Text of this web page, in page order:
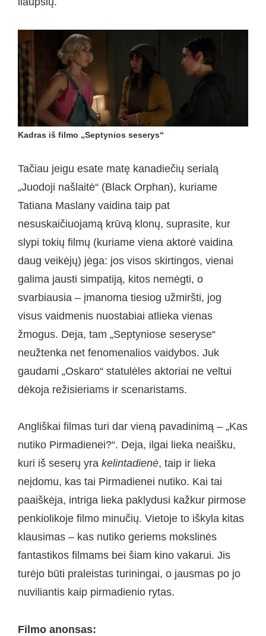
Kadras iš filmo „Septynios seserys“
Tačiau jeigu esate matę kanadiečių serialą
„Juodoji našlaitė“ (Black Orphan), kuriame
Tatiana Maslany vaidina taip pat
nesuskaičiuojamą krūvą klonų, suprasite, kur
slypi tokių filmų (kuriame viena aktorė vaidina
daug veikėjų) jėga: jos visos skirtingos, vienai
galima jausti simpatiją, kitos nemėgti, o
svarbiausia – įmanoma tiesiog užmiršti, jog
visus vaidmenis nuostabiai atlieka vienas
žmogus. Deja, tam „Septyniose seseryse“
neužtenka net fenomenalios vaidybos. Juk
gaudami „Oskaro“ statulėles aktoriai ne veltui
dėkoja režisieriams ir scenaristams.
Angliškai filmas turi dar vieną pavadinimą – „Kas
nutiko Pirmadienei?“. Deja, ilgai lieka neaišku,
kuri iš seserų yra kelintadienė, taip ir lieka
neįdomu, kas tai Pirmadienei nutiko. Kai tai
paaiškėja, intriga lieka paklydusi kažkur pirmose
penkiolikoje filmo minučių. Vietoje to iškyla kitas
klausimas – kas nutiko geriems mokslinės
fantastikos filmams bei šiam kino vakarui. Jis
turėjo būti praleistas turiningai, o jausmas po jo
nuviliantis kaip pirmadienio rytas.
Filmo anonsas: